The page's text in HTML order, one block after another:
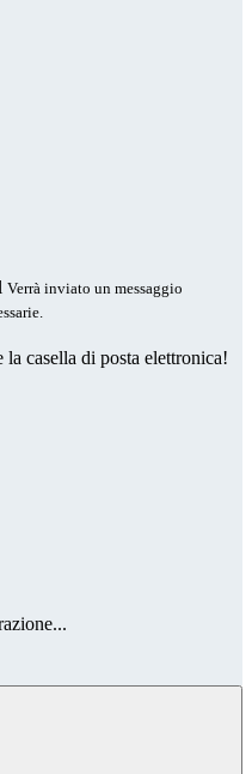
Verrà inviato un messaggio
casella di posta elettronica!